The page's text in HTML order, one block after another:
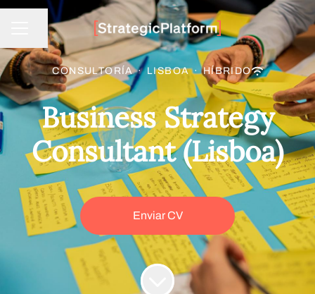
Menú de empleo
Compartir página
CONSULTORÍA · LISBOA · HÍBRIDO
Business Strategy
Consultant (Lisboa)
Enviar CV